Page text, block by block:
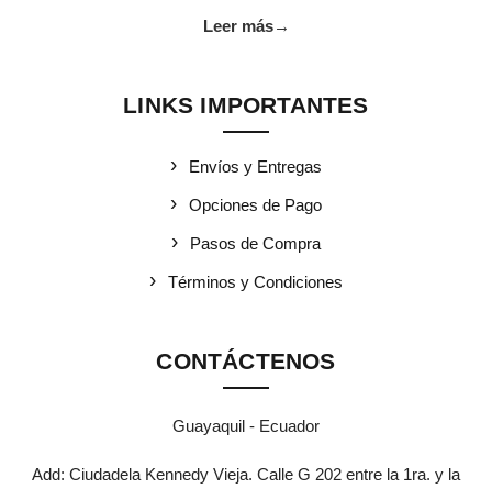
Leer más→
LINKS IMPORTANTES
Envíos y Entregas
Opciones de Pago
Pasos de Compra
Términos y Condiciones
CONTÁCTENOS
Guayaquil - Ecuador
Add: Ciudadela Kennedy Vieja. Calle G 202 entre la 1ra. y la